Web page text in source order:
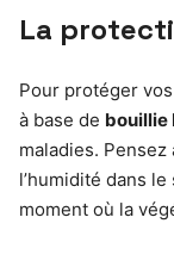
La
Pour protéger
à base de bouillie
maladies.
l’humidité dans
moment où la